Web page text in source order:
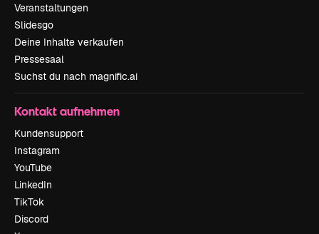
Veranstaltungen
Slidesgo
Deine Inhalte verkaufen
Pressesaal
Suchst du nach magnific.ai
Kontakt aufnehmen
Kundensupport
Instagram
YouTube
LinkedIn
TikTok
Discord